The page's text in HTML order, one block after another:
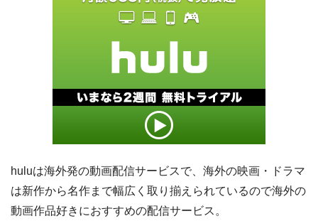
huluは海外発の動画配信サービスで、海外の映画・ドラマ
は新作から名作まで幅広く取り揃えられているので海外の
動画作品好きにおすすめの配信サービス。